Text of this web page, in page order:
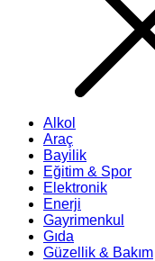
Alkol
Araç
Bayilik
Eğitim & Spor
Elektronik
Enerji
Gayrimenkul
Gıda
Güzellik & Bakım